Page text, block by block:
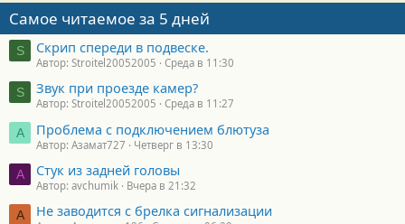
Самое читаемое за 5 дней
S Скрип спереди в подвеске.
Автор: Stroitel20052005 Среда в 11:30
S Звук при проезде камер?
Автор: Stroitel20052005 Среда в 11:27
А Проблема с подключением блютуза
Автор: Азамат727 Четверг в 13:30
A Стук из задней головы
Автор: avchumik Вчера в 21:32
А Не заводится с брелка сигнализации